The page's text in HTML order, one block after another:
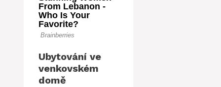
Ubytování ve
venkovském
domě